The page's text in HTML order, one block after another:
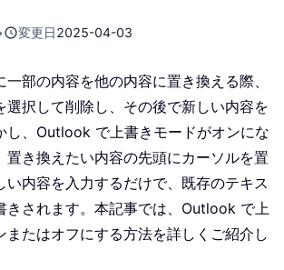
変更日2025-04-03
一部の内容を他の内容に置き換える際、
選択して削除し、その後で新しい内容を
し、Outlook で上書きモードがオンにな
置き換えたい内容の先頭にカーソルを置
い内容を入力するだけで、既存のテキス
きされます。本記事では、Outlook で上
またはオフにする方法を詳しくご紹介し